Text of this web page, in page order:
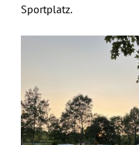
Sportplatz.